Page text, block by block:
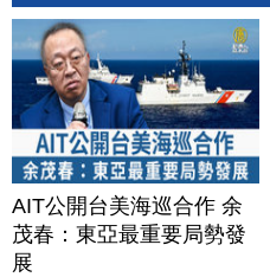
AIT公開台美海巡合作 余
茂春：東亞最重要局勢發
展